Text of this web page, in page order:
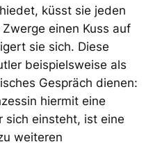
küsst sie jeden
einen Kuss auf
sie sich. Diese
beispielsweise als
Gespräch dienen:
hiermit eine
sich einsteht, ist eine
weiteren